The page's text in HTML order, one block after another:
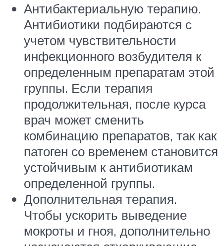
Антибактериальную терапию.
Антибиотики подбираются с
учетом чувствительности
инфекционного возбудителя к
определенным препаратам этой
группы. Если терапия
продолжительная, после курса
врач может сменить
комбинацию препаратов, так как
патоген со временем становится
устойчивым к антибиотикам
определенной группы.
Дополнительная терапия.
Чтобы ускорить выведение
мокроты и гноя, дополнительно